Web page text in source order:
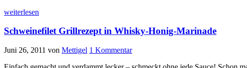
weiterlesen
Schweinefilet Grillrezept in Whisky-Honig-Marinade
Juni 26, 2011 von Mettigel 1 Kommentar